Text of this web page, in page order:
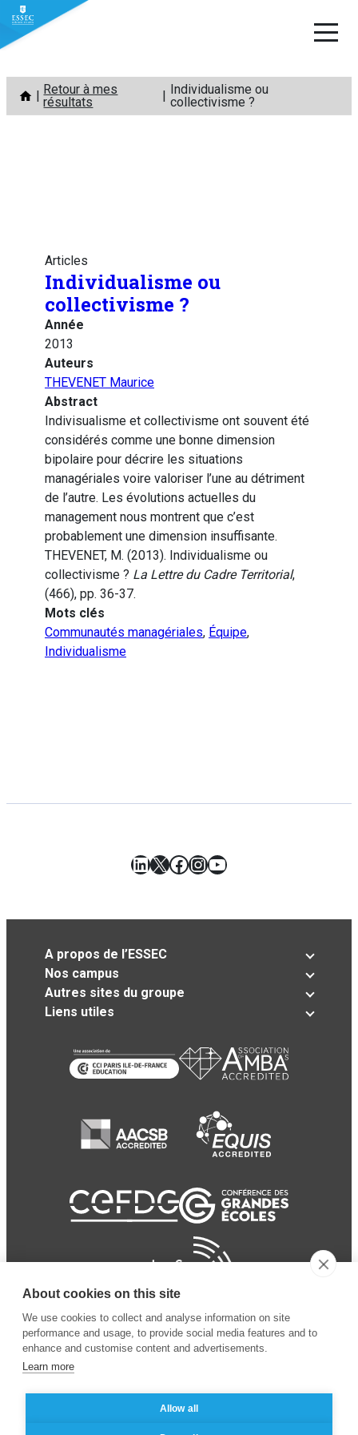
Aller
contenu
Retour à mes
résultats
Individualisme ou
collectivisme ?
Articles
Individualisme ou
collectivisme ?
Année
2013
Auteurs
THEVENET Maurice
Abstract
Indivisualisme et collectivisme ont souvent été
considérés comme une bonne dimension
bipolaire pour décrire les situations
managériales voire valoriser l’une au détriment
de l’autre. Les évolutions actuelles du
management nous montrent que c’est
probablement une dimension insuffisante.
THEVENET, M. (2013). Individualisme ou
collectivisme ? La Lettre du Cadre Territorial,
(466), pp. 36-37.
Mots clés
Communautés managériales, Équipe,
Individualisme
LinkedIn
X Facebook
Instagram
YouTube
A propos de l’ESSEC
Nos campus
Autres sites du groupe
Liens utiles
Mentions légales
About cookies on this site
We use cookies to collect and analyse information on site
performance and usage, to provide social media features and to
enhance and customise content and advertisements.
Learn more
Allow all